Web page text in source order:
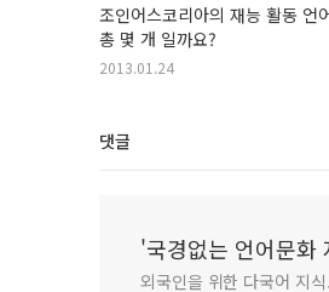
조인어스코리아의 재능 활동 언
총 몇 개 일까요?
2013.01.24
댓글
'국경없는 언어문화
외국인을 위한 다국어 지